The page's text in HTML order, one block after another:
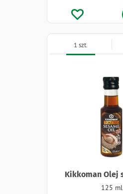
Kikkoman Olej
125 ml
1 szt.